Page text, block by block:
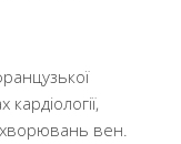
вен.